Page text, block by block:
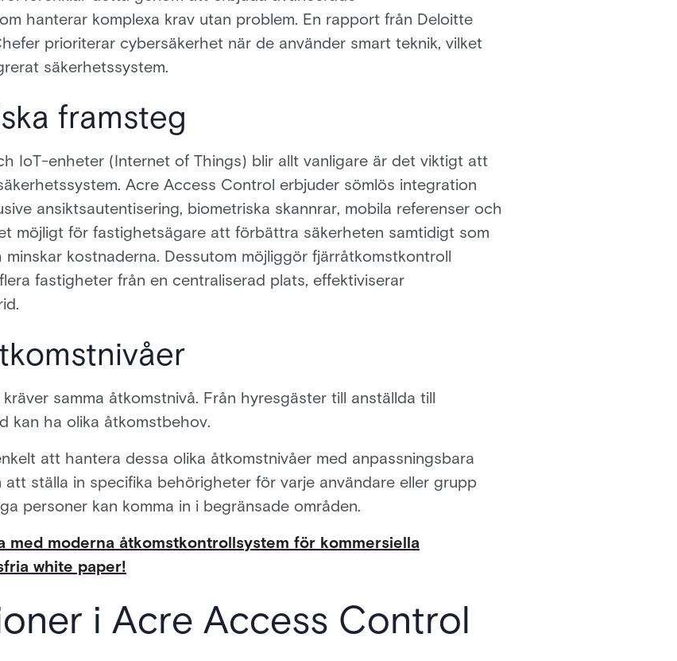
hanterar komplexa krav utan problem. En rapport från Deloitte
prioriterar cybersäkerhet när de använder smart teknik, vilket
säkerhetssystem.
framsteg
IoT-enheter (Internet of Things) blir allt vanligare är det viktigt att
Acre Access Control erbjuder sömlös integration
ansiktsautentisering, biometriska skannrar, mobila referenser och
möjligt för fastighetsägare att förbättra säkerheten samtidigt som
kostnaderna. Dessutom möjliggör fjärråtkomstkontroll
fastigheter från en centraliserad plats, effektiviserar
samma åtkomstnivå. Från hyresgäster till anställda till
kan ha olika åtkomstbehov.
att hantera dessa olika åtkomstnivåer med anpassningsbara
ställa in specifika behörigheter för varje användare eller grupp
personer kan komma in i begränsade områden.
med moderna åtkomstkontrollsystem för kommersiella
white paper!
i Acre Access Control